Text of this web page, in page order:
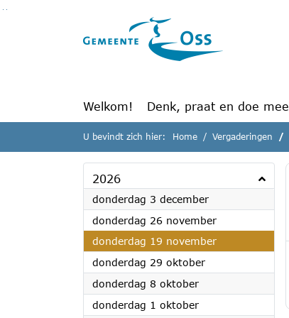
Ga naar de inhoud van deze pagina
Welkom! Denk, praat en doe mee
U bevindt zich hier: Home Vergaderingen
2026
donderdag 3 december2026
donderdag 26 november2026
donderdag 19 november2026
donderdag 29 oktober2026
donderdag 8 oktober2026
donderdag 1 oktober2026